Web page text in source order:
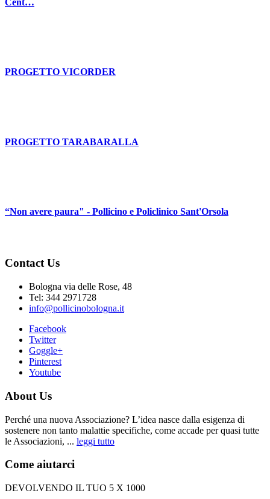
PROGETTO VICORDER
PROGETTO TARABARALLA
“Non avere paura" - Pollicino e Policlinico Sant'Orsola
Contact Us
Bologna via delle Rose, 48
Tel: 344 2971728
info@pollicinobologna.it
Facebook
Twitter
Goggle+
Pinterest
Youtube
About Us
Perché una nuova Associazione? L’idea nasce dalla esigenza di
sostenere non tanto malattie specifiche, come accade per quasi tutte
le Associazioni, ... leggi tutto
Come aiutarci
DEVOLVENDO IL TUO 5 X 1000